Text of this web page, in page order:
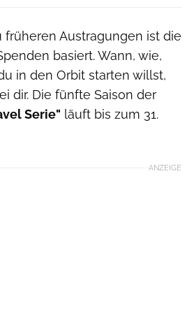
früheren Austragungen ist die
basiert. Wann, wie,
in den Orbit starten willst,
dir. Die fünfte Saison der
Serie" läuft bis zum 31.
ANZEIGE